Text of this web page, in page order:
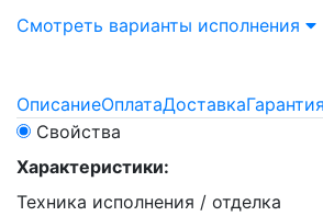
Смотреть варианты исполнения
ОписаниеОплатаДоставкаГарантия
Свойства
Характеристики:
Техника исполнения / отделка